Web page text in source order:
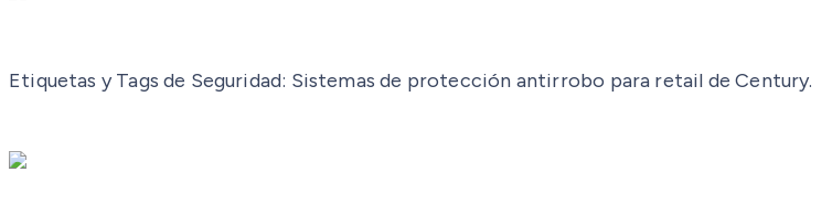
Etiquetas y Tags de Seguridad: Sistemas de protección antirrobo para retail de Century.